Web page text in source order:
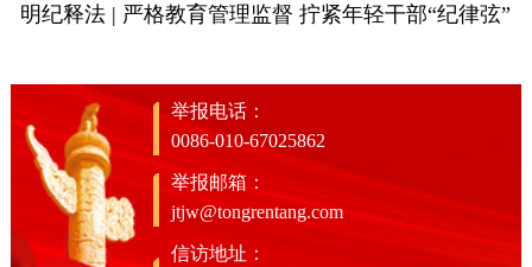
明纪释法 | 严格教育管理监督 拧紧年轻干部“纪律弦”
举报电话：
0086-010-67025862
举报邮箱：
jtjw@tongrentang.com
信访地址：